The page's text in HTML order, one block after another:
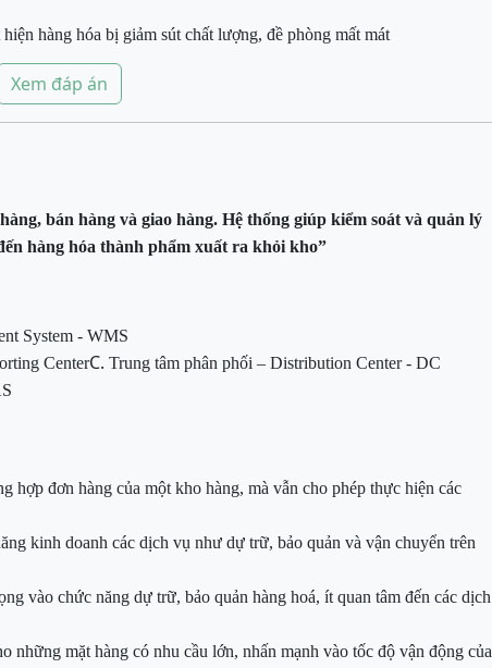
hàng hóa bị giảm sút chất lượng, đề phòng mất mát
Xem đáp án
bán hàng và giao hàng. Hệ thống giúp kiểm soát và quản lý
hàng hóa thành phẩm xuất ra khỏi kho”
System - WMS
CenterC. Trung tâm phân phối – Distribution Center - DC
đơn hàng của một kho hàng, mà vẫn cho phép thực hiện các
kinh doanh các dịch vụ như dự trữ, bảo quản và vận chuyển trên
vào chức năng dự trữ, bảo quản hàng hoá, ít quan tâm đến các dịch
mặt hàng có nhu cầu lớn, nhấn mạnh vào tốc độ vận động của